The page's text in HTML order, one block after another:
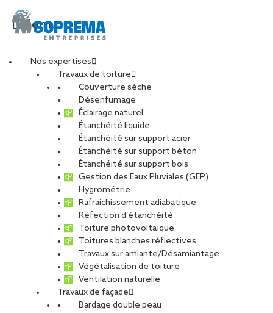
Menu
Nos expertises
Travaux de toiture
Couverture sèche
Désenfumage
Éclairage naturel
Étanchéité liquide
Étanchéité sur support acier
Étanchéité sur support béton
Étanchéité sur support bois
Gestion des Eaux Pluviales (GEP)
Hygrométrie
Rafraichissement adiabatique
Réfection d’étanchéité
Toiture photovoltaïque
Toitures blanches réflectives
Travaux sur amiante/Désamiantage
Végétalisation de toiture
Ventilation naturelle
Travaux de façade
Bardage double peau